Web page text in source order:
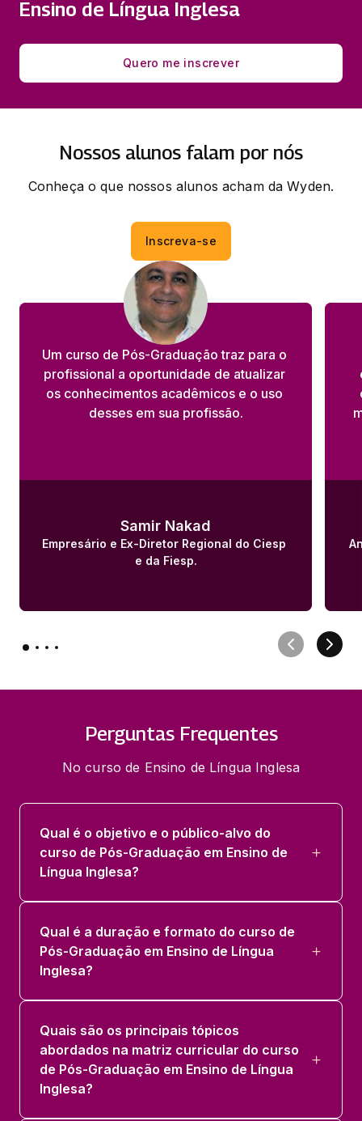
LINGUA INGLESA - RELAÇÕES
DISCURSIVAS
33 horas
METODOLOGIAS ATIVAS:
Ensino de Língua Inglesa
Quero me inscrever
Nossos alunos falam por nós
Conheça o que nossos alunos acham da Wyden.
Inscreva-se
Um curso de Pós-Graduação traz para o
profissional a oportunidade de atualizar
os conhecimentos acadêmicos e o uso
desses em sua profissão.
Samir Nakad
Empresário e Ex-Diretor Regional do Ciesp
e da Fiesp.
Perguntas Frequentes
No curso de Ensino de Língua Inglesa
Qual é o objetivo e o público-alvo do
curso de Pós-Graduação em Ensino de
Língua Inglesa?
Qual é a duração e formato do curso de
Pós-Graduação em Ensino de Língua
Inglesa?
Quais são os principais tópicos
abordados na matriz curricular do curso
de Pós-Graduação em Ensino de Língua
Inglesa?